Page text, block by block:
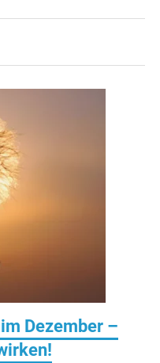
Dezember –